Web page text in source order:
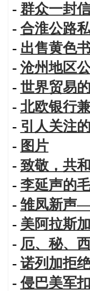
- 群众一封
- 合淮公路
- 出售黄色
- 沧州地区
- 世界贸易
- 北欧银行
- 引人关注
- 图片
- 致敬，共
- 李延声的
- 雏凤新声
- 美阿拉斯
- 厄、秘、
- 诺列加拒
-侵巴美军